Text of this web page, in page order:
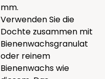
mm.
Verwenden Sie die
Dochte zusammen mit
Bienenwachsgranulat
oder reinem
Bienenwachs wie